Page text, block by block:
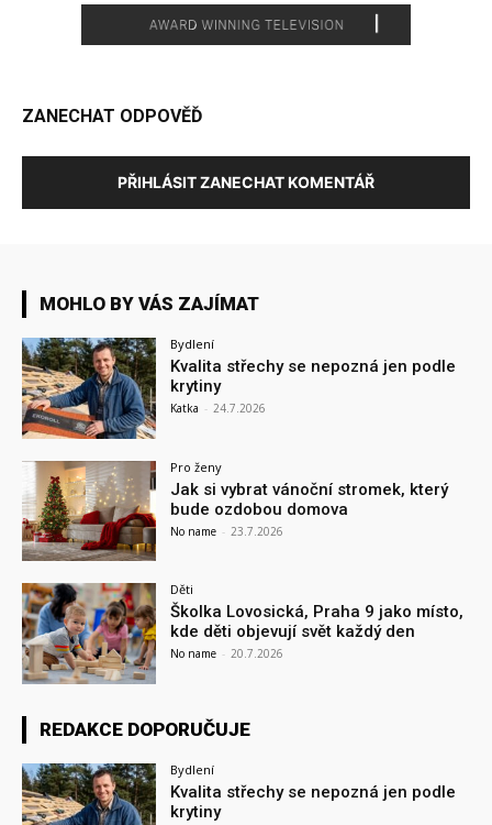
ZANECHAT ODPOVĚĎ
PŘIHLÁSIT ZANECHAT KOMENTÁŘ
MOHLO BY VÁS ZAJÍMAT
Bydlení
Kvalita střechy se nepozná jen podle
krytiny
Katka - 24.7.2026
Pro ženy
Jak si vybrat vánoční stromek, který
bude ozdobou domova
No name - 23.7.2026
Děti
Školka Lovosická, Praha 9 jako místo,
kde děti objevují svět každý den
No name - 20.7.2026
REDAKCE DOPORUČUJE
Bydlení
Kvalita střechy se nepozná jen podle
krytiny